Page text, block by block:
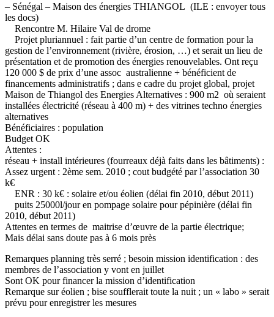
– Sénégal – Maison des énergies THIANGOL (ILE : envoyer tous
les docs)
Rencontre M. Hilaire Val de drome
Projet pluriannuel : fait partie d’un centre de formation pour la
gestion de l’environnement (rivière, érosion, …) et serait un lieu de
présentation et de promotion des énergies renouvelables. Ont reçu
120 000 $ de prix d’une assoc australienne + bénéficient de
financements administratifs ; dans e cadre du projet global, projet
Maison de Thiangol des Energies Alternatives : 900 m2 où seraient
installées électricité (réseau à 400 m) + des vitrines techno énergies
alternatives
Bénéficiaires : population
Budget OK
Attentes :
réseau + install intérieures (fourreaux déjà faits dans les bâtiments) :
Assez urgent : 2ème sem. 2010 ; cout budgété par l’association 30
k€
ENR : 30 k€ : solaire et/ou éolien (délai fin 2010, début 2011)
puits 25000l/jour en pompage solaire pour pépinière (délai fin
2010, début 2011)
Attentes en termes de maitrise d’œuvre de la partie électrique;
Mais délai sans doute pas à 6 mois près
Remarques planning très serré ; besoin mission identification : des
membres de l’association y vont en juillet
Sont OK pour financer la mission d’identification
Remarque sur éolien ; bise soufflerait toute la nuit ; un « labo » serait
prévu pour enregistrer les mesures